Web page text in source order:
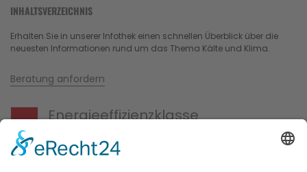
INHALTSVERZEICHNIS
Erhalten Sie in unserer Infothek einen schnellen Überblick über die
neuesten Informationen rund um das Thema Kälte und Klima.
Beratung anfordern
Energieeffizienzklasse
Energie sparen